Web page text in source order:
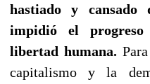
hastiado y
impidió el
libertad humana.
capitalismo y la